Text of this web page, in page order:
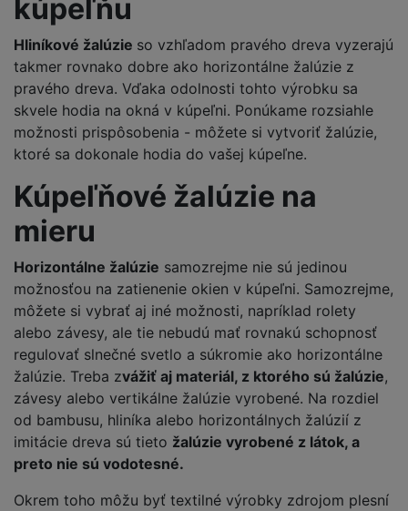
kúpeľňu
Hliníkové žalúzie so vzhľadom pravého dreva vyzerajú
takmer rovnako dobre ako horizontálne žalúzie z
pravého dreva. Vďaka odolnosti tohto výrobku sa
skvele hodia na okná v kúpeľni. Ponúkame rozsiahle
možnosti prispôsobenia - môžete si vytvoriť žalúzie,
ktoré sa dokonale hodia do vašej kúpeľne.
Kúpeľňové žalúzie na
mieru
Horizontálne žalúzie samozrejme nie sú jedinou
možnosťou na zatienenie okien v kúpeľni. Samozrejme,
môžete si vybrať aj iné možnosti, napríklad rolety
alebo závesy, ale tie nebudú mať rovnakú schopnosť
regulovať slnečné svetlo a súkromie ako horizontálne
žalúzie. Treba zvážiť aj materiál, z ktorého sú žalúzie,
závesy alebo vertikálne žalúzie vyrobené. Na rozdiel
od bambusu, hliníka alebo horizontálnych žalúzií z
imitácie dreva sú tieto žalúzie vyrobené z látok, a
preto nie sú vodotesné.
Okrem toho môžu byť textilné výrobky zdrojom plesní